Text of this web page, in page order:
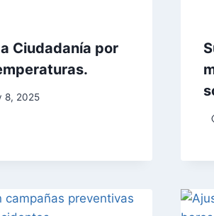
Ciudadanía por
8, 2025